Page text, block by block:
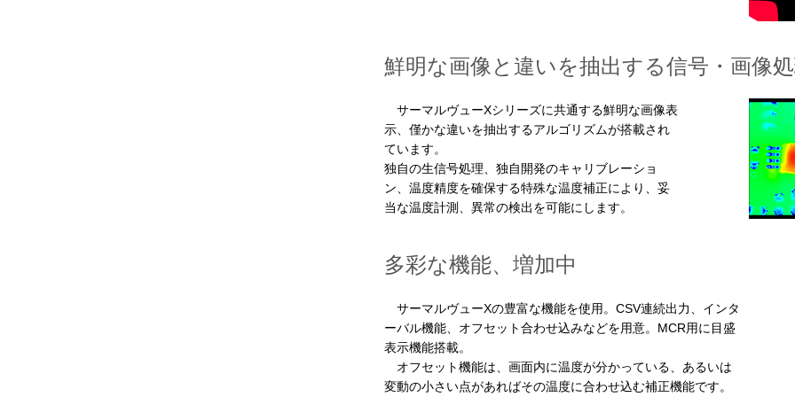
鮮明な画像と違いを抽出する信号・画像
サーマルヴューXシリーズに共通する鮮明な画像表
示、僅かな違いを抽出するアルゴリズムが搭載され
ています。
独自の生信号処理、独自開発のキャリブレーショ
ン、温度精度を確保する特殊な温度補正により、妥
当な温度計測、異常の検出を可能にします。
多彩な機能、増加中
サーマルヴューXの豊富な機能を使用。CSV連続出力、インタ
ーバル機能、オフセット合わせ込みなどを用意。MCR用に目盛
表示機能搭載。
オフセット機能は、画面内に温度が分かっている、あるいは
変動の小さい点があればその温度に合わせ込む補正機能です。